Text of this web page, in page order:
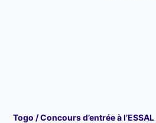
Togo / Concours d’entrée à